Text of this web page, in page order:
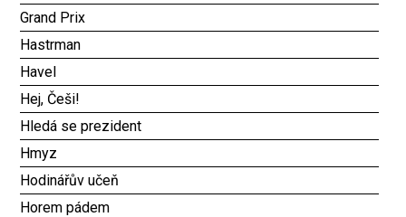
Grand Prix
Hastrman
Havel
Hej, Češi!
Hledá se prezident
Hmyz
Hodinářův učeň
Horem pádem